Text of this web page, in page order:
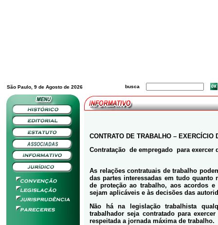
São Paulo, 9 de Agosto de 2026 busca
CONTRATO DE TRABALHO – EXERCÍCIO
Contratação de empregado para exercer
As relações contratuais de trabalho
das partes interessadas em tudo quanto
de proteção ao trabalho, aos acordos
sejam aplicáveis e às decisões das
Não há na legislação trabalhista
trabalhador seja contratado para
respeitada a jornada máxima de trabalho.